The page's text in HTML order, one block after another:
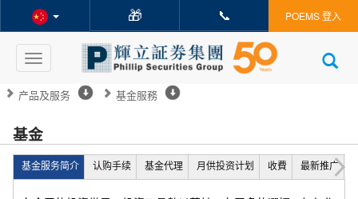
🎁 📞 POEMS 登入
Toggle
navigation
产品及服务 基金服務
基金
基金服务简介 认购手续 基金代理 月供投资计划 收費 最新推广